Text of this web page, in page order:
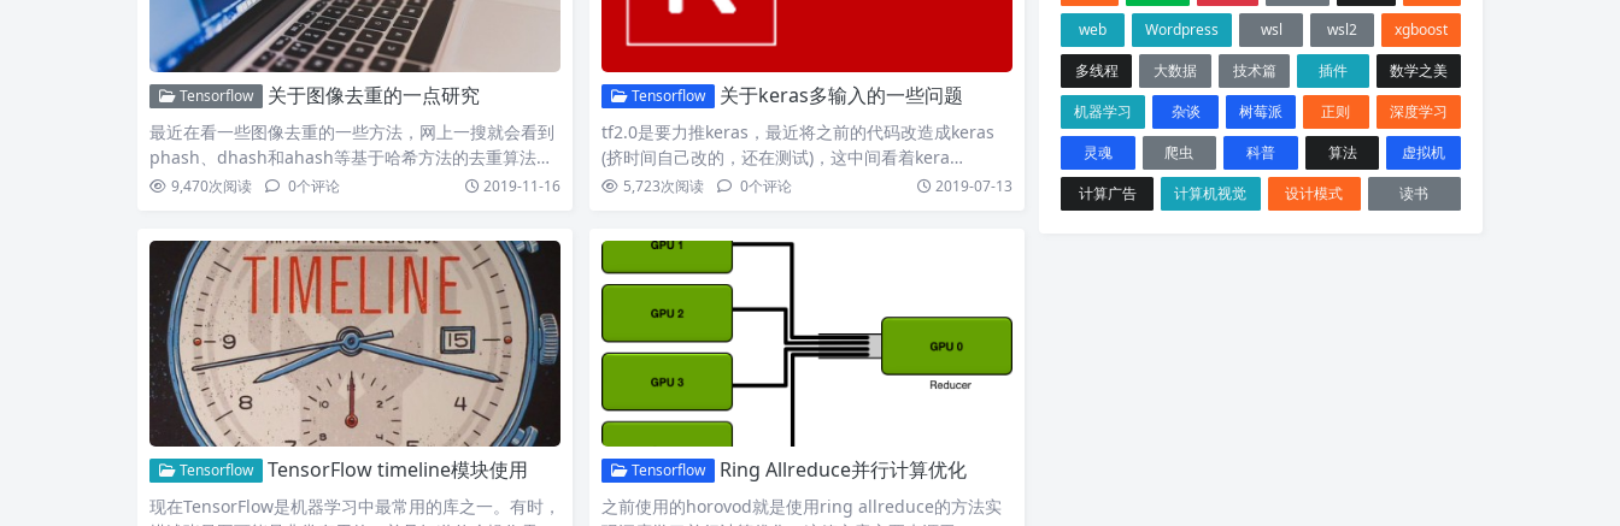
Tensorflow 关于图像去重的一点研究
最近在看一些图像去重的一些方法，网上一搜就会看到
phash、dhash和ahash等基于哈希方法的去重算法，
这…9,470次阅读 0个评论 2019-11-16
Tensorflow 关于keras多输入的一些问题
tf2.0是要力推keras，最近将之前的代码改造成keras
(挤时间自己改的，还在测试)，这中间看着kera…
5,723次阅读 0个评论 2019-07-13
Tensorflow TensorFlow timeline模块使用
现在TensorFlow是机器学习中最常用的库之一。有时，
Tensorflow Ring Allreduce并行计算优化
之前使用的horovod就是使用ring allreduce的方法实
web
Wordpress wsl wsl2
xgboost
多线程
大数据 技术篇 插件
数学之美
机器学习
杂谈 树莓派 正则
深度学习
灵魂
爬虫 科普 算法
虚拟机
计算广告
计算机视觉 设计模式 读书